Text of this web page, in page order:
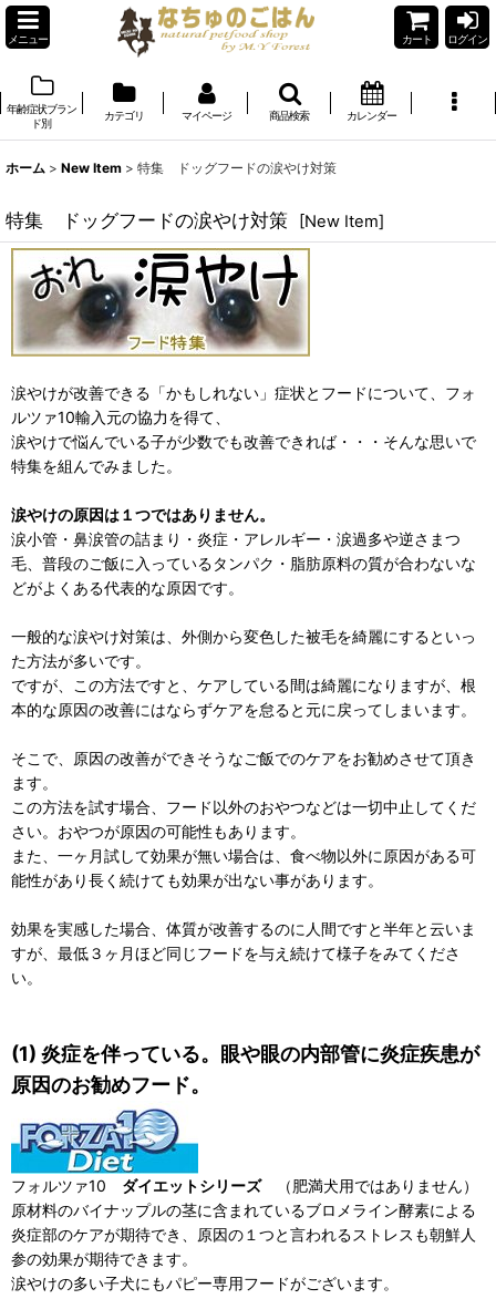
メニュー カート ログイン
年齢症状ブラン
ド別
カテゴリ マイページ 商品検索 カレンダー
ホーム > New Item > 特集 ドッグフードの涙やけ対策
特集 ドッグフードの涙やけ対策 [New Item]
涙やけが改善できる「かもしれない」症状とフードについて、フォ
ルツァ10輸入元の協力を得て、
涙やけで悩んでいる子が少数でも改善できれば・・・そんな思いで
特集を組んでみました。
涙やけの原因は１つではありません。
涙小管・鼻涙管の詰まり・炎症・アレルギー・涙過多や逆さまつ
毛、普段のご飯に入っているタンパク・脂肪原料の質が合わないな
どがよくある代表的な原因です。
一般的な涙やけ対策は、外側から変色した被毛を綺麗にするといっ
た方法が多いです。
ですが、この方法ですと、ケアしている間は綺麗になりますが、根
本的な原因の改善にはならずケアを怠ると元に戻ってしまいます。
そこで、原因の改善ができそうなご飯でのケアをお勧めさせて頂き
ます。
この方法を試す場合、フード以外のおやつなどは一切中止してくだ
さい。おやつが原因の可能性もあります。
また、一ヶ月試して効果が無い場合は、食べ物以外に原因がある可
能性があり長く続けても効果が出ない事があります。
効果を実感した場合、体質が改善するのに人間ですと半年と云いま
すが、最低３ヶ月ほど同じフードを与え続けて様子をみてくださ
い。
(1) 炎症を伴っている。眼や眼の内部管に炎症疾患が
原因のお勧めフード。
フォルツァ10 ダイエットシリーズ（肥満犬用ではありません）
原材料のバイナップルの茎に含まれているブロメライン酵素による
炎症部のケアが期待でき、原因の１つと言われるストレスも朝鮮人
参の効果が期待できます。
涙やけの多い子犬にもパピー専用フードがございます。